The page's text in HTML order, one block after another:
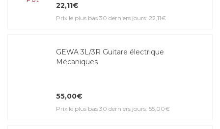
22,11€
Prix le plus bas 30 derniers jours: 22,11€
GEWA 3L/3R Guitare électrique
Mécaniques
55,00€
Prix le plus bas 30 derniers jours: 55,00€